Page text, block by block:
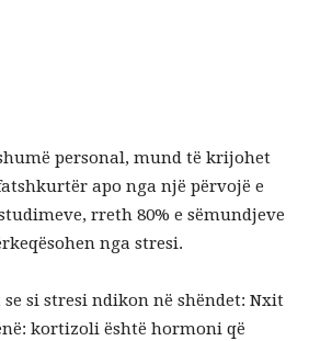
personal, mund të krijohet
apo nga një përvojë e
rreth 80% e sëmundjeve
nga stresi.
si stresi ndikon në shëndet: Nxit
kortizoli është hormoni që